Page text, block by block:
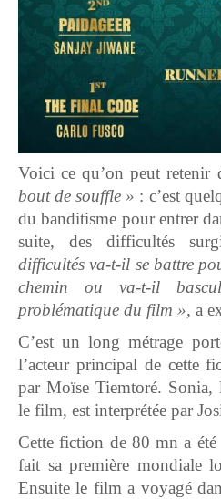
Voici ce qu’on peut
bout de souffle » : c’est
du banditisme pour entrer
suite, des difficultés
difficultés va-t-il se battre
chemin ou va-t-il
problématique du film », a
C’est un long métrage
l’acteur principal de cette
par Moïse Tiemtoré.
le film, est interprétée par
Cette fiction de 80 mn a
fait sa première mondiale
Ensuite le film a voyagé